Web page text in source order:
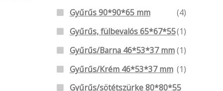
Gyűrűs 90*90*65 mm
(4)
Gyűrűs, fülbevalós 65*67*55(1)
Gyűrűs/Barna 46*53*37 mm (1)
Gyűrűs/Krém 46*53*37 mm (1)
Gyűrűs/sötétszürke 80*80*55